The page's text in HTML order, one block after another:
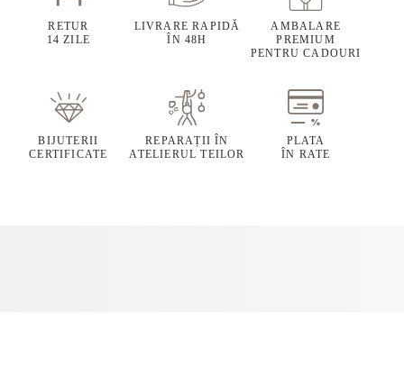
RETUR
14 ZILE
LIVRARE RAPIDĂ
ÎN 48H
AMBALARE
PREMIUM
PENTRU CADOURI
BIJUTERII
CERTIFICATE
REPARAȚII ÎN
ATELIERUL TEILOR
PLATA
ÎN RATE